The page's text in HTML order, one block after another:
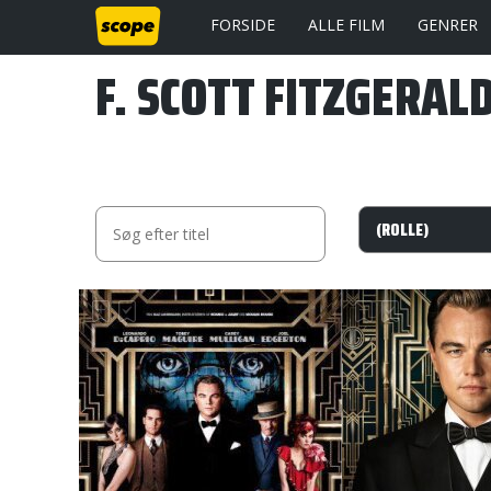
FORSIDE ALLE FILM GENRER
F. SCOTT